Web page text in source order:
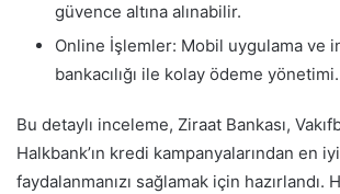
güvence altına alınabilir.
Online İşlemler: Mobil uygulama ve
bankacılığı ile kolay ödeme yönetimi.
Bu detaylı inceleme, Ziraat Bankası,
Halkbank’ın kredi kampanyalarından en
faydalanmanızı sağlamak için hazırlandı.